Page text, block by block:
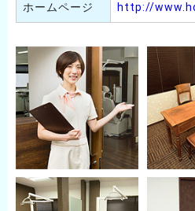
ホームページ http://